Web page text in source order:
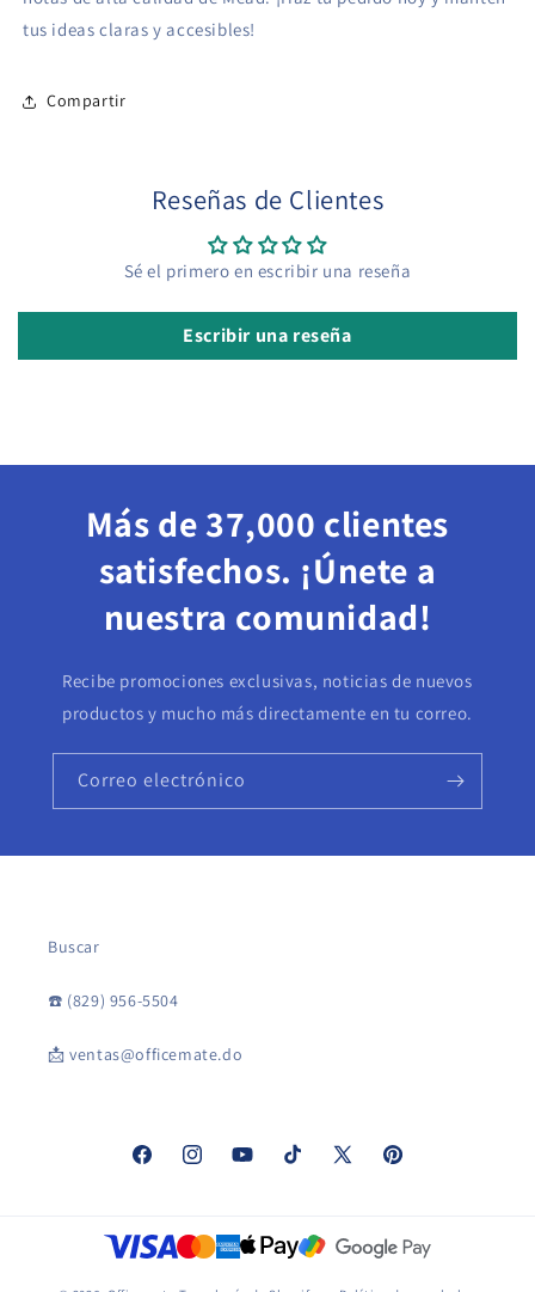
tus ideas claras y accesibles!
Compartir
Reseñas de Clientes
Sé el primero en escribir una reseña
Escribir una reseña
Más de 37,000 clientes
satisfechos. ¡Únete a
nuestra comunidad!
Recibe promociones exclusivas, noticias de nuevos
productos y mucho más directamente en tu correo.
Correo electrónico
Buscar
☎️ (829) 956-5504
📩 ventas@officemate.do
FacebookInstagramYouTubeTikTok
X
Pinterest
Formas